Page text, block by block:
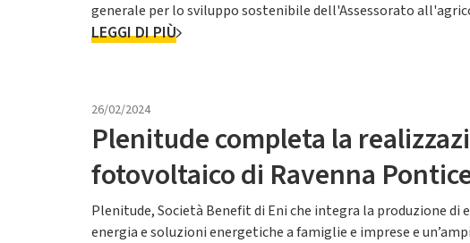
generale per lo sviluppo sostenibile dell'Assessorato
sostenibile dell'Estrem...
LEGGI DI PIÙ
26/02/2024
Plenitude completa la
fotovoltaico di Ravenna
Plenitude, Società Benefit di Eni che integra la produzione
energia e soluzioni energetiche a famiglie e imprese e